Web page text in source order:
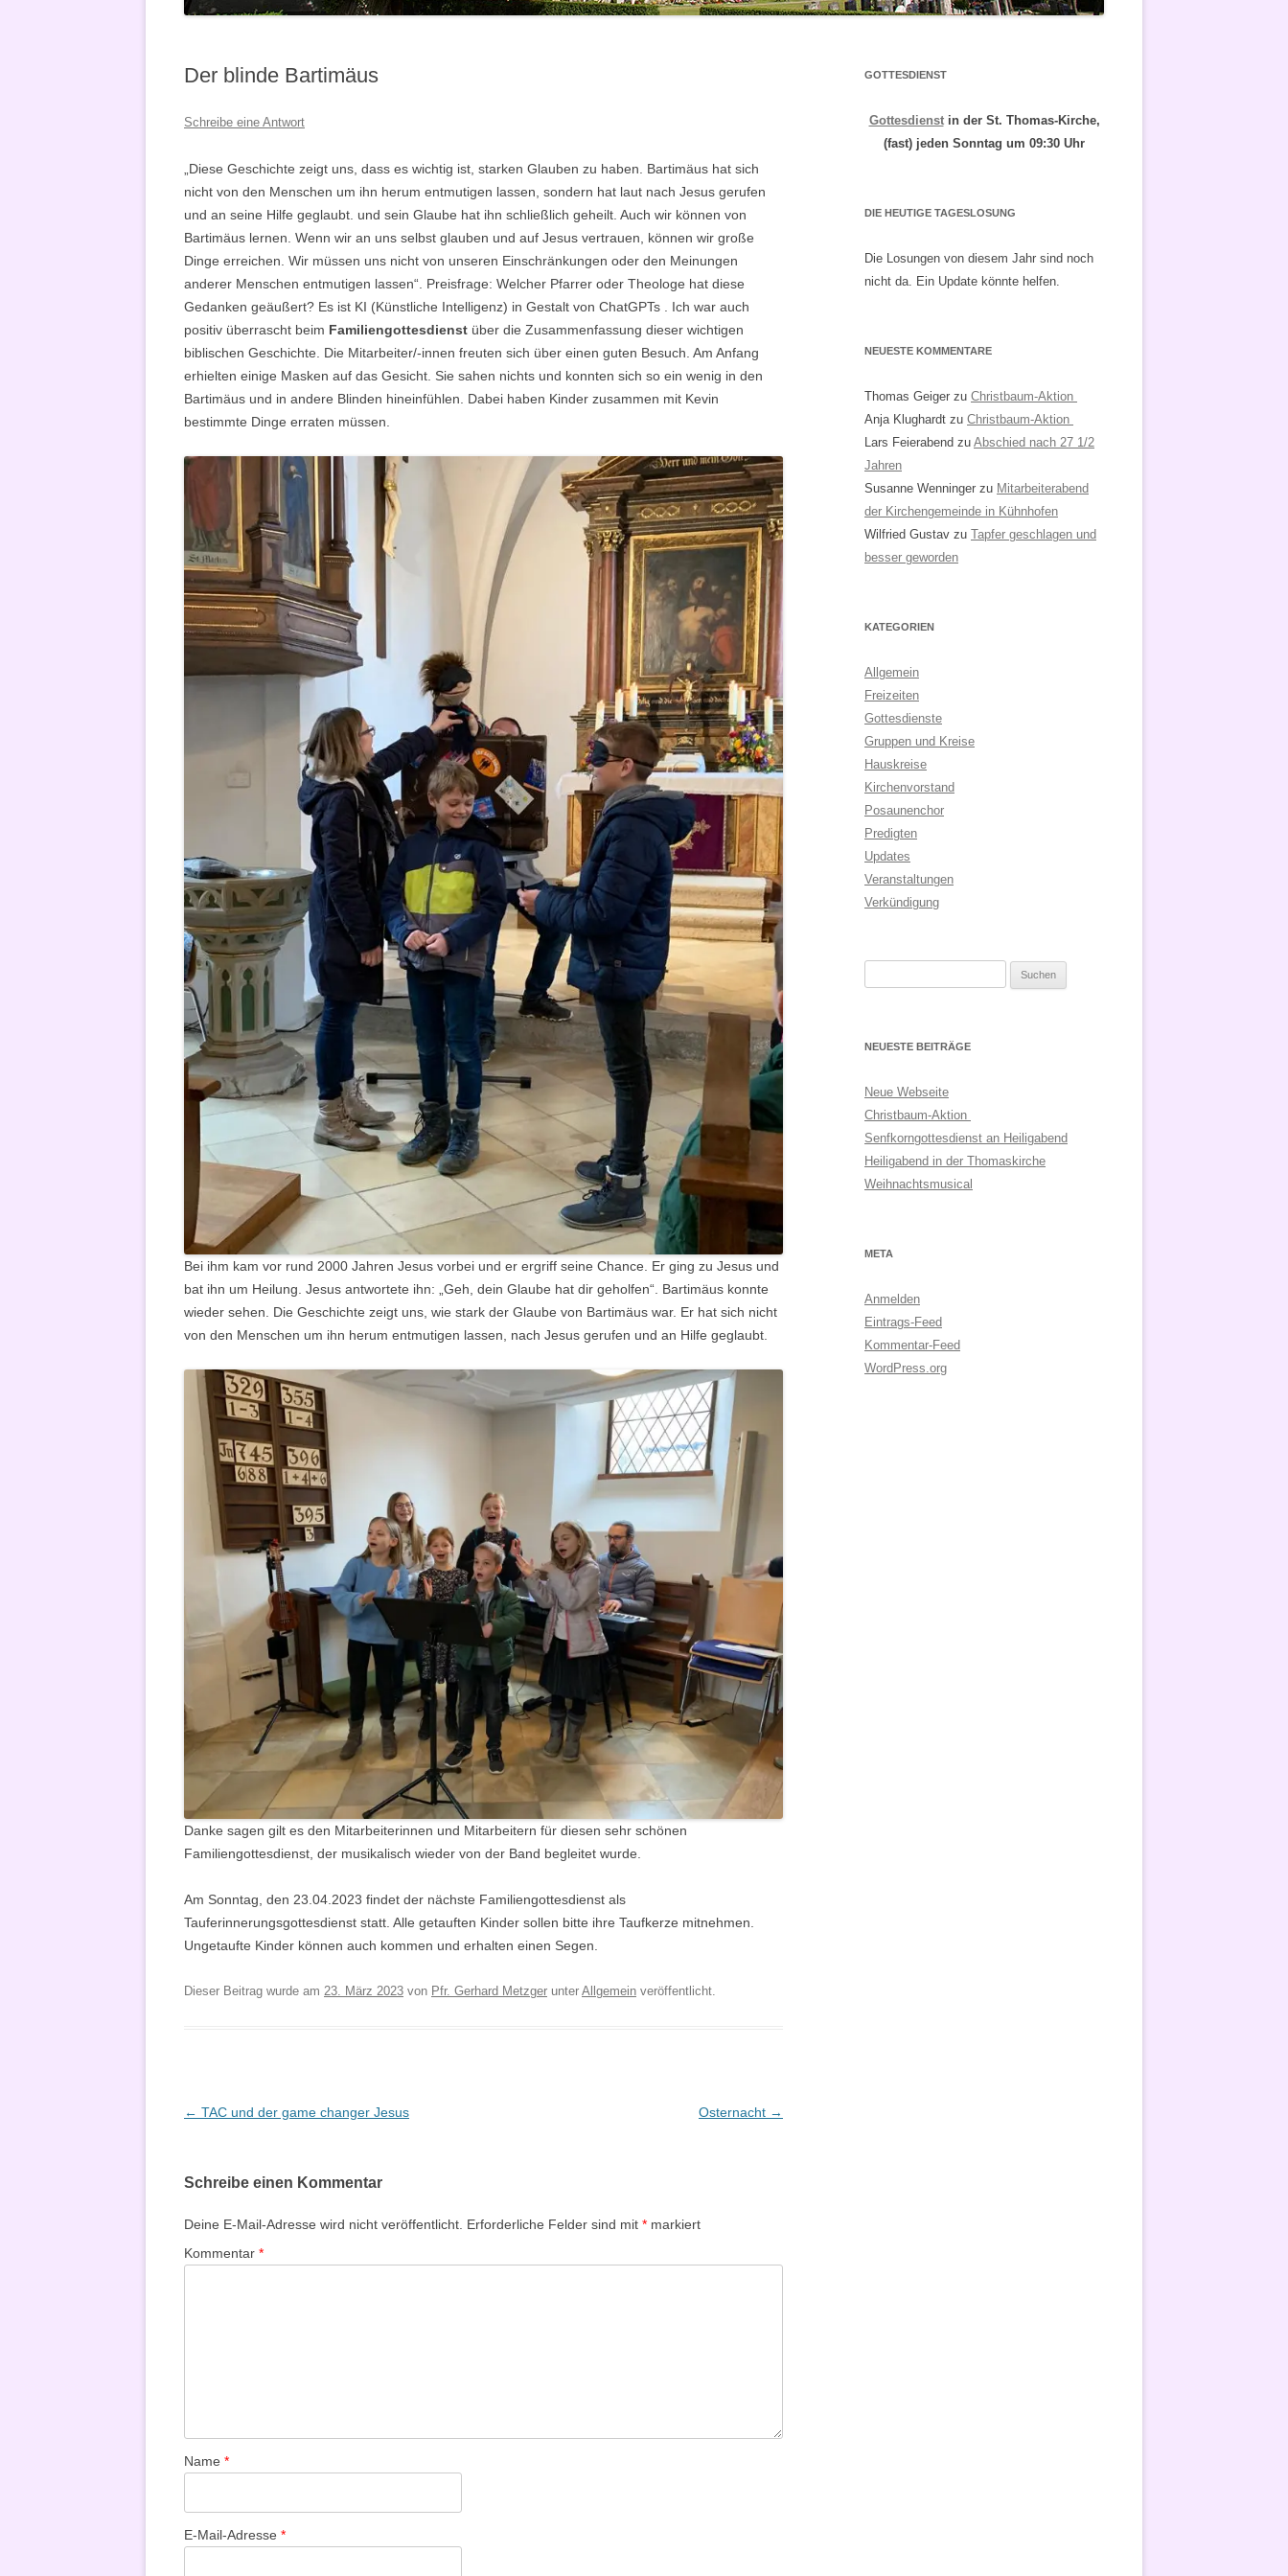
OSTEOPOROSEGRUPPE
SHINING LIGHTS – DERBESONDERE VERANSTALTUNGEN
Der blinde Bartimäus
Schreibe eine Antwort
„Diese Geschichte zeigt uns, dass es wichtig ist, starken Glauben zu haben. Bartimäus hat sich
nicht von den Menschen um ihn herum entmutigen lassen, sondern hat laut nach Jesus gerufen
und an seine Hilfe geglaubt. und sein Glaube hat ihn schließlich geheilt. Auch wir können von
Bartimäus lernen. Wenn wir an uns selbst glauben und auf Jesus vertrauen, können wir große
Dinge erreichen. Wir müssen uns nicht von unseren Einschränkungen oder den Meinungen
anderer Menschen entmutigen lassen“. Preisfrage: Welcher Pfarrer oder Theologe hat diese
Gedanken geäußert? Es ist KI (Künstliche Intelligenz) in Gestalt von ChatGPTs . Ich war auch
positiv überrascht beim Familiengottesdienst über die Zusammenfassung dieser wichtigen
biblischen Geschichte. Die Mitarbeiter/-innen freuten sich über einen guten Besuch. Am Anfang
erhielten einige Masken auf das Gesicht. Sie sahen nichts und konnten sich so ein wenig in den
Bartimäus und in andere Blinden hineinfühlen. Dabei haben Kinder zusammen mit Kevin
bestimmte Dinge erraten müssen.
Bei ihm kam vor rund 2000 Jahren Jesus vorbei und er ergriff seine Chance. Er ging zu Jesus und
bat ihn um Heilung. Jesus antwortete ihn: „Geh, dein Glaube hat dir geholfen“. Bartimäus konnte
wieder sehen. Die Geschichte zeigt uns, wie stark der Glaube von Bartimäus war. Er hat sich nicht
von den Menschen um ihn herum entmutigen lassen, nach Jesus gerufen und an Hilfe geglaubt.
Danke sagen gilt es den Mitarbeiterinnen und Mitarbeitern für diesen sehr schönen
Familiengottesdienst, der musikalisch wieder von der Band begleitet wurde.
Am Sonntag, den 23.04.2023 findet der nächste Familiengottesdienst als
Tauferinnerungsgottesdienst statt. Alle getauften Kinder sollen bitte ihre Taufkerze mitnehmen.
Ungetaufte Kinder können auch kommen und erhalten einen Segen.
Dieser Beitrag wurde am 23. März 2023 von Pfr. Gerhard Metzger unter Allgemein veröffentlicht.
Beitragsnavigation
← TAC und der game changer Jesus Osternacht →
Schreibe einen Kommentar
Deine E-Mail-Adresse wird nicht veröffentlicht. Erforderliche Felder sind mit * markiert
Kommentar *
Name *
E-Mail-Adresse *
GOTTESDIENST
Gottesdienstin der St. Thomas-Kirche,
(fast) jeden Sonntag um 09:30 Uhr
DIE HEUTIGE TAGESLOSUNG
Die Losungen von diesem Jahr sind noch
nicht da. Ein Update könnte helfen.
NEUESTE KOMMENTARE
Thomas Geiger zu Christbaum-Aktion
Anja Klughardt zu Christbaum-Aktion
Lars Feierabend zu Abschied nach 27 1/2
Jahren
Susanne Wenninger zu Mitarbeiterabend
der Kirchengemeinde in Kühnhofen
Wilfried Gustav zu Tapfer geschlagen und
besser geworden
KATEGORIEN
Allgemein
Freizeiten
Gottesdienste
Gruppen und Kreise
Hauskreise
Kirchenvorstand
Posaunenchor
Predigten
Updates
Veranstaltungen
Verkündigung
NEUESTE BEITRÄGE
Neue Webseite
Christbaum-Aktion
Senfkorngottesdienst an Heiligabend
Heiligabend in der Thomaskirche
Weihnachtsmusical
META
Anmelden
Eintrags-Feed
Kommentar-Feed
WordPress.org